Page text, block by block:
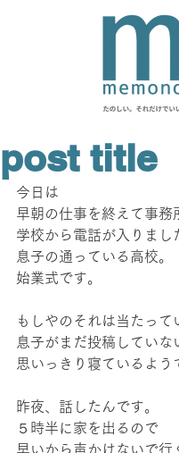
post title
今日は
早朝の仕事を終えて事務
学校から電話が入りまし
息子の通っている高校。
始業式です。
もしやのそれは当たって
息子がまだ投稿していな
思いっきり寝ているよう
昨夜、話したんです。
５時半に家を出るので
早いから声かけないで行